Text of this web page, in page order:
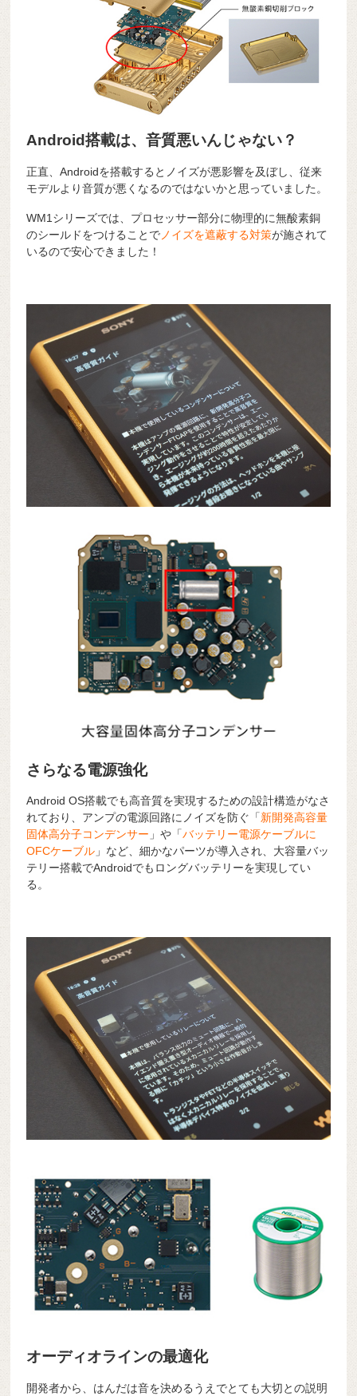
Android搭載は、音質悪いんじゃない？
正直、Androidを搭載するとノイズが悪影響を及ぼし、従来
モデルより音質が悪くなるのではないかと思っていました。
WM1シリーズでは、プロセッサー部分に物理的に無酸素銅
のシールドをつけることでノイズを遮蔽する対策が施されて
いるので安心できました！
さらなる電源強化
Android OS搭載でも高音質を実現するための設計構造がなさ
れており、アンプの電源回路にノイズを防ぐ「新開発高容量
固体高分子コンデンサー 」や「バッテリー電源ケーブルに
OFCケーブル 」など、細かなパーツが導入され、大容量バッ
テリー搭載でAndroidでもロングバッテリーを実現してい
る。
オーディオラインの最適化
開発者から、はんだは音を決めるうえでとても大切との説明